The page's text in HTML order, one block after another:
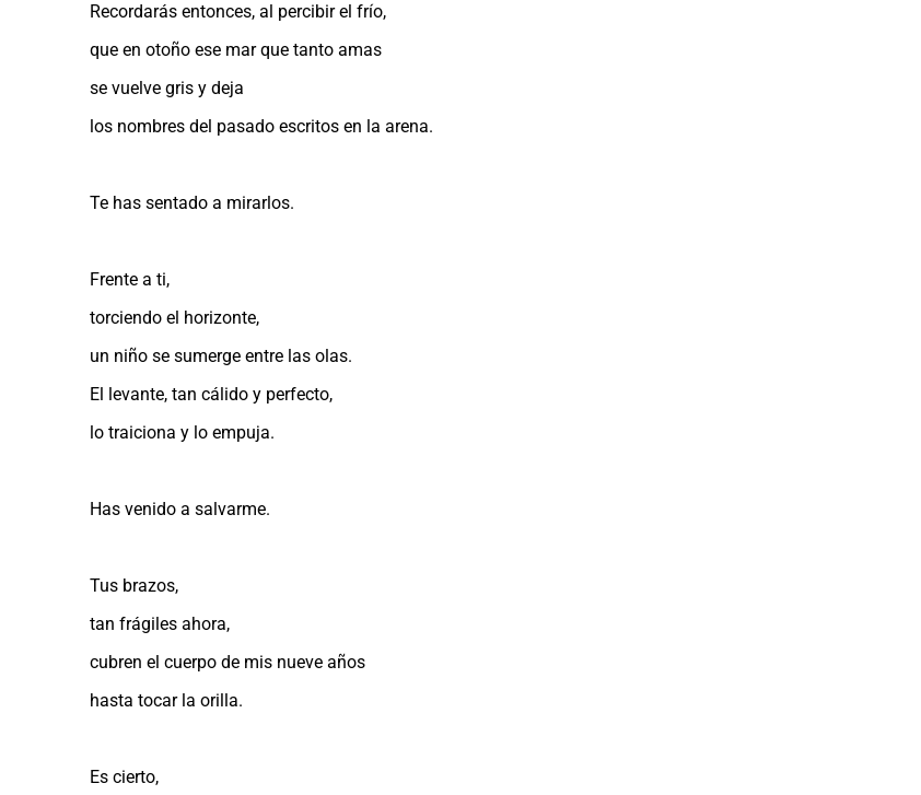
Recordarás entonces, al percibir el frío,
que en otoño ese mar que tanto amas
se vuelve gris y deja
los nombres del pasado escritos en la arena.
Te has sentado a mirarlos.
Frente a ti,
torciendo el horizonte,
un niño se sumerge entre las olas.
El levante, tan cálido y perfecto,
lo traiciona y lo empuja.
Has venido a salvarme.
Tus brazos,
tan frágiles ahora,
cubren el cuerpo de mis nueve años
hasta tocar la orilla.
Es cierto,